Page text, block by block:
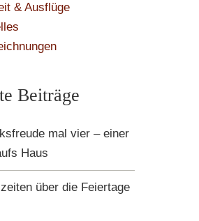
& Ausflüge
Beiträge
mal vier – einer
Haus
über die Feiertage